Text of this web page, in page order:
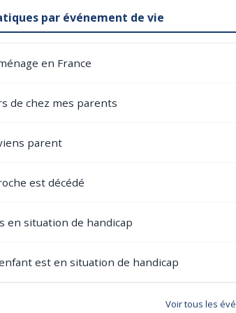
par événement de vie
en France
de chez mes parents
parent
est décédé
en situation de handicap
est en situation de handicap
Voir tous les